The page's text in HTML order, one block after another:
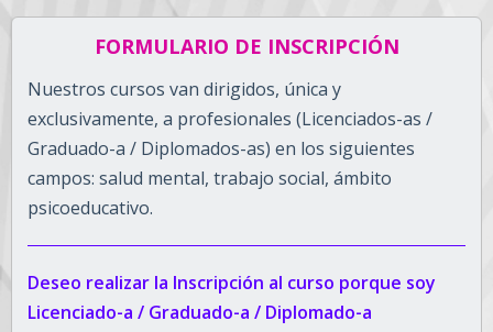
FORMULARIO DE INSCRIPCIÓN
Nuestros cursos van dirigidos, única y
exclusivamente, a profesionales (Licenciados-as /
Graduado-a / Diplomados-as) en los siguientes
campos: salud mental, trabajo social, ámbito
psicoeducativo.
Deseo realizar la Inscripción al curso porque soy
Licenciado-a / Graduado-a / Diplomado-a